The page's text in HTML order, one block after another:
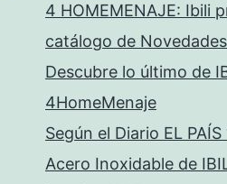
4 HOMEMENAJE: Ibili
catálogo de
Descubre lo último de
4HomeMenaje
Según el Diario EL
Acero Inoxidable de